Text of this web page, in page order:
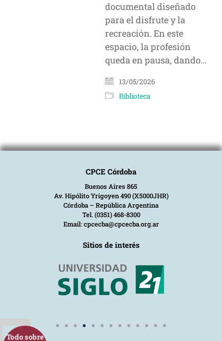
Todo sobre
documental diseñado
para el disfrute y la
recreación. En este
espacio, la profesión
queda en pausa, dando…
13/05/2026
Biblioteca
CPCE Córdoba
Buenos Aires 865
Av. Hipólito Yrigoyen 490 (X5000JHR)
Córdoba – República Argentina
Tel. (0351) 468-8300
Email: cpcecba@cpcecba.org.ar
Sitios de interés